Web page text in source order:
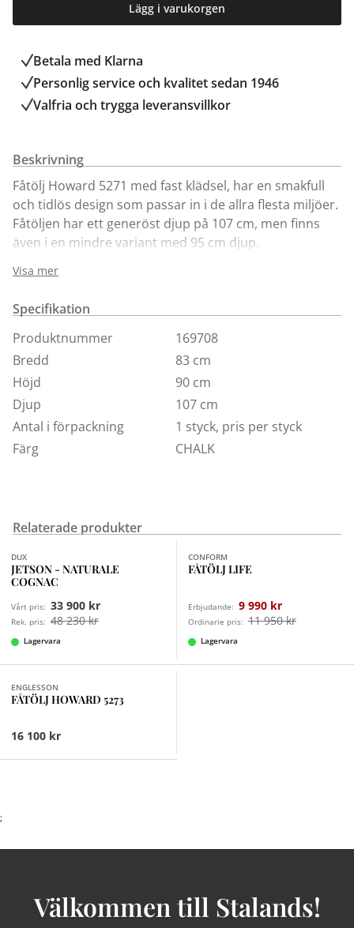
Lägg i varukorgen
Betala med Klarna
Personlig service och kvalitet sedan 1946
Valfria och trygga leveransvillkor
Beskrivning
Fåtölj Howard 5271 med fast klädsel, har en smakfull
och tidlös design som passar in i de allra flesta miljöer.
Fåtöljen har ett generöst djup på 107 cm, men finns
även i en mindre variant med 95 cm djup.
innebär en mycket skön sittkomfort, men också ett
avslappnat intryck. Puffa plymåerna för ett mer korrekt
intryck. Går att få med avtagbar klädsel mot tillägg.
Vi visar den här med svarta ben och kromhjul samt i
tyget Geneva Vintage som är ett stentvättat
bomullstyg som ger tyget dess speciella charm.
Soffmodellen finns i flera andra storlekar och många
andra tyger.
Visa mer
Specifikation
Produktnummer
169708
Bredd
83 cm
Höjd
90 cm
Djup
107 cm
Antal i förpackning
1 styck, pris per styck
Färg
CHALK
Relaterade produkter
DUX
JETSON - NATURALE
COGNAC
Vårt pris: 33 900 kr
Rek. pris: 48 230 kr
Lagervara
CONFORM
FÅTÖLJ LIFE
Erbjudande: 9 990 kr
Ordinarie pris: 11 950 kr
Lagervara
ENGLESSON
FÅTÖLJ HOWARD 5273
16 100 kr
;
Välkommen till Stalands!